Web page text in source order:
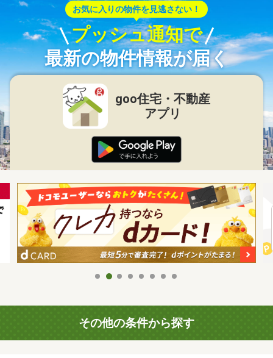
お気に入りの物件を見逃さない！
プッシュ通知で
最新の物件情報が届く
goo住宅・不動産
アプリ
その他の条件から探す